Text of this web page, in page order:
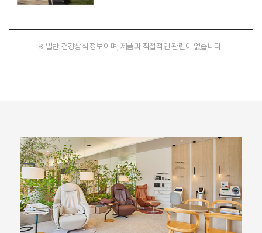
※ 일반 건강상식 정보이며, 제품과 직접적인 관련이 없습니다.